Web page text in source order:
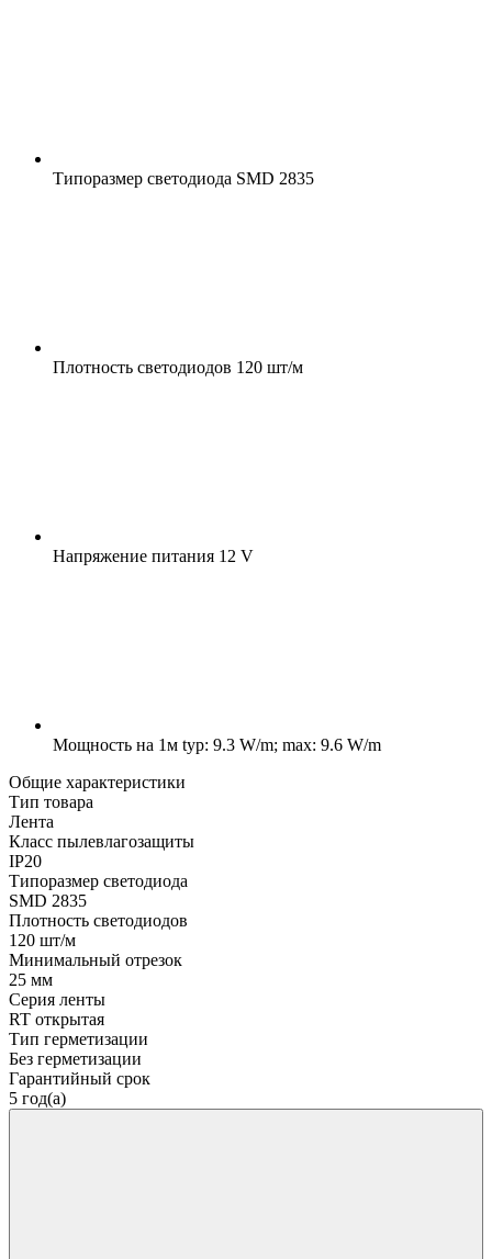
Типоразмер светодиода SMD 2835
Плотность светодиодов 120 шт/м
Напряжение питания 12 V
Мощность на 1м typ: 9.3 W/m; max: 9.6 W/m
Общие характеристики
Тип товара
Лента
Класс пылевлагозащиты
IP20
Типоразмер светодиода
SMD 2835
Плотность светодиодов
120 шт/м
Минимальный отрезок
25 мм
Серия ленты
RT открытая
Тип герметизации
Без герметизации
Гарантийный срок
5 год(а)